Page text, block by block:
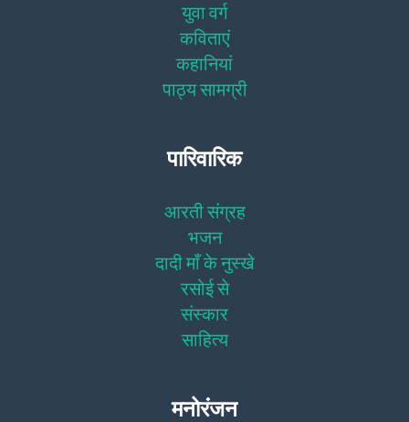
युवा वर्ग
कविताएं
कहानियां
पाठ्य सामग्री
पारिवारिक
आरती संग्रह
भजन
दादी माँ के नुस्खे
रसोई से
संस्कार
साहित्य
मनोरंजन